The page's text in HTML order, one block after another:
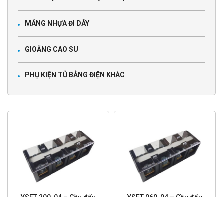
MÁNG NHỰA ĐI DÂY
GIOĂNG CAO SU
PHỤ KIỆN TỦ BẢNG ĐIỆN KHÁC